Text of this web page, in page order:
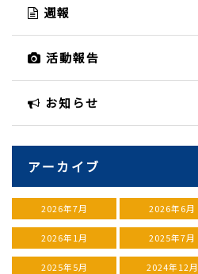
週報
活動報告
お知らせ
アーカイブ
2026年7月 2026年6月
2026年1月 2025年7月
2025年5月 2024年12月